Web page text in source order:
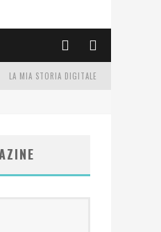
LA MIA STORIA DIGITALE